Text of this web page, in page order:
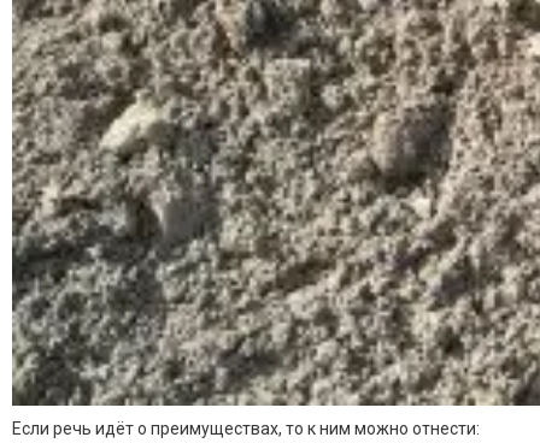
Если речь идёт о преимуществах, то к ним можно отнести: